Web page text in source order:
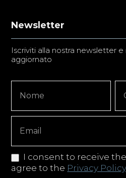
Newsletter
Iscriviti alla nostra newsletter
aggiornato
Signup
Copy
I consent to receive
agree to the Privacy Policy